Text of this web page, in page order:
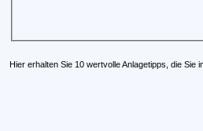
Hier erhalten Sie 10 wertvolle Anlagetipps, die Sie